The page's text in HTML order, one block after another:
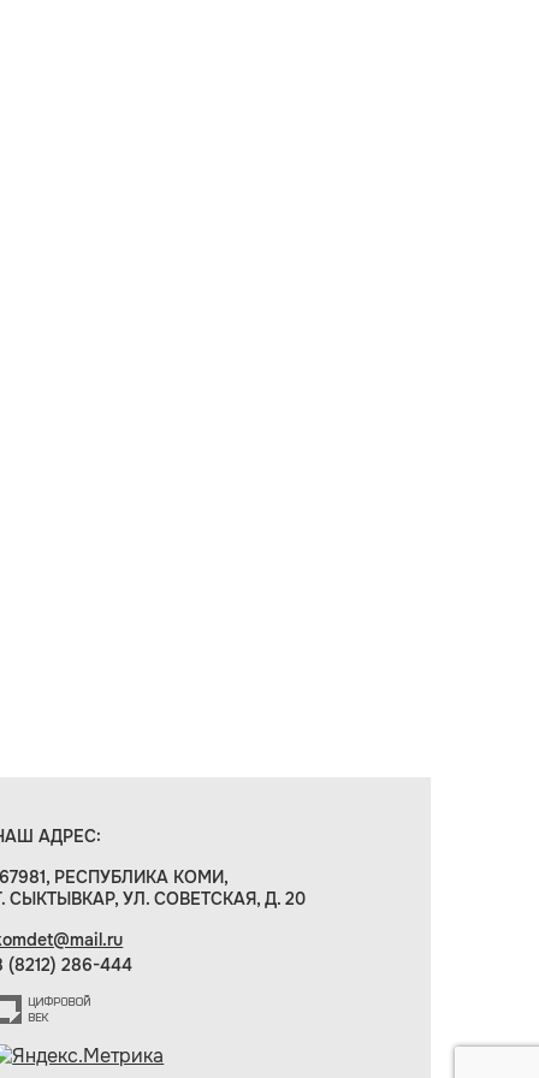
АДРЕС:
РЕСПУБЛИКА КОМИ,
СЫКТЫВКАР, УЛ. СОВЕТСКАЯ, Д. 20
(8212) 286-444